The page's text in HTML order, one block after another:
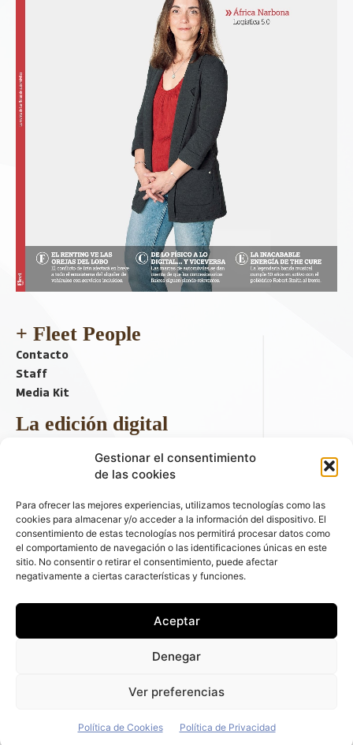
Gestionar el consentimiento
de las cookies
Para ofrecer las mejores experiencias, utilizamos tecnologías como las
cookies para almacenar y/o acceder a la información del dispositivo. El
consentimiento de estas tecnologías nos permitirá procesar datos como
el comportamiento de navegación o las identificaciones únicas en este
sitio. No consentir o retirar el consentimiento, puede afectar
negativamente a ciertas características y funciones.
Aceptar
Denegar
Ver preferencias
Política de Cookies Política de Privacidad
+ Fleet People
Contacto
Staff
Media Kit
La edición digital
Descargar último ejemplar
ir a hemeroteca
+ Contenido en redes sociales
automóviles - C/ Fernández de la Hoz 70, 1ºB - 28003 - Madrid
fleetpeople@fleetpeople.es